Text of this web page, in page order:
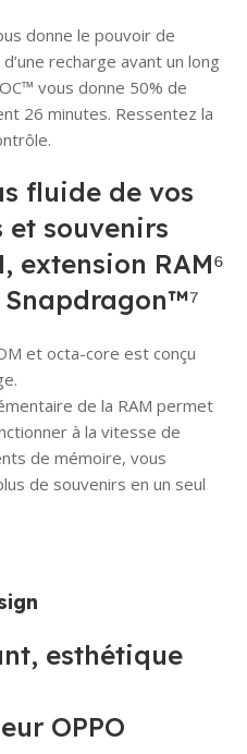
donne le pouvoir de
recharge avant un long
vous donne 50% de
26 minutes. Ressentez la
fluide de vos
souvenirs
extension RAM⁶
et octa-core est conçu
de la RAM permet
à la vitesse de
de mémoire, vous
de souvenirs en un seul
esthétique
OPPO